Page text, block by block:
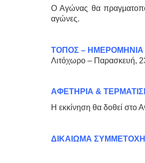
Ο Αγώνας θα
αγώνες.
ΤΟΠΟΣ –
Λιτόχωρο – Παρασκευή,
ΑΦΕΤΗΡΙΑ &
Η εκκίνηση θα δοθεί στο
ΔΙΚΑΙΩΜΑ